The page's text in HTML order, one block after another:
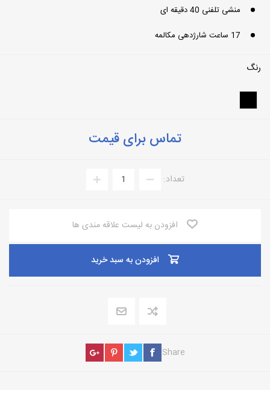
منشی تلفنی 40 دقیقه ای
17 ساعت شارژدهی مکالمه
رنگ
تماس برای قیمت
تعداد:
افزودن به لیست علاقه مندی ها
افزودن به سبد خرید
Share